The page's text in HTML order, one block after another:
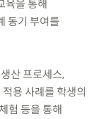
육을 통해
동기 부여를
산 프로세스,
용 사례를 학생의
험 등을 통해